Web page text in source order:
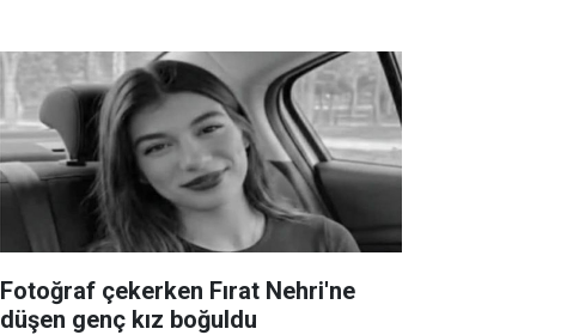
Fotoğraf çekerken Fırat Nehri'ne
düşen genç kız boğuldu